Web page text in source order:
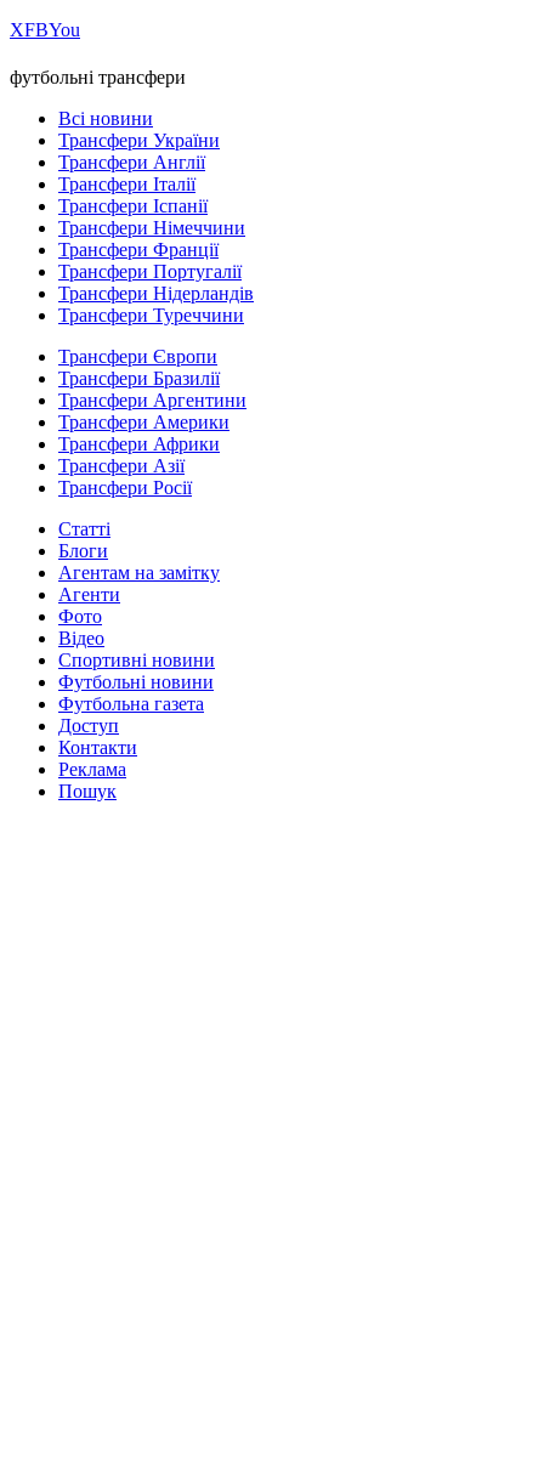
ХFBYou
футбольні трансфери
Всі новини
Трансфери України
Трансфери Англії
Трансфери Італії
Трансфери Іспанії
Трансфери Німеччини
Трансфери Франції
Трансфери Португалії
Трансфери Нідерландів
Трансфери Туреччини
Трансфери Європи
Трансфери Бразилії
Трансфери Аргентини
Трансфери Америки
Трансфери Африки
Трансфери Азії
Трансфери Росії
Статті
Блоги
Агентам на замітку
Агенти
Фото
Відео
Спортивні новини
Футбольні новини
Футбольна газета
Доступ
Контакти
Реклама
Пошук